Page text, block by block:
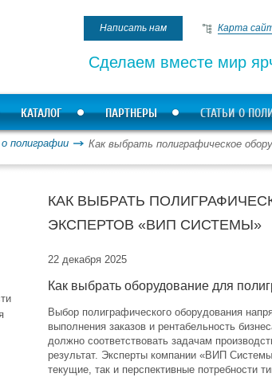
Сделаем вместе мир
Написать нам Карта
КАТАЛОГ ПАРТНЕРЫ СТАТЬИ О
полиграфии Как выбрать полиграфическое
КАК ВЫБРАТЬ
ЭКСПЕРТОВ «ВИП СИСТЕМЫ»
22 декабря 2025
Как выбрать оборудование для
Выбор полиграфического оборудования
выполнения заказов и рентабельность
должно соответствовать задачам
результат. Эксперты компании «ВИП
текущие, так и перспективные потребности